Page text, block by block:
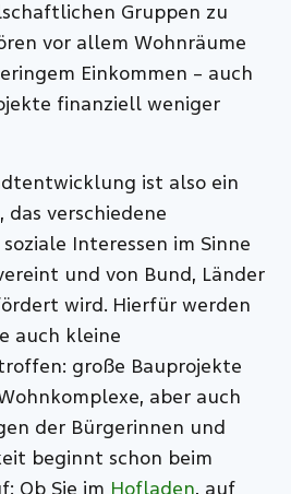
Gruppen zu
vor allem Wohnräume
Einkommen – auch
finanziell weniger
ist also ein
das verschiedene
Interessen im Sinne
und von Bund, Länder
wird. Hierfür werden
auch kleine
große Bauprojekte
aber auch
der Bürgerinnen und
beginnt schon beim
Ob Sie im Hofladen, auf